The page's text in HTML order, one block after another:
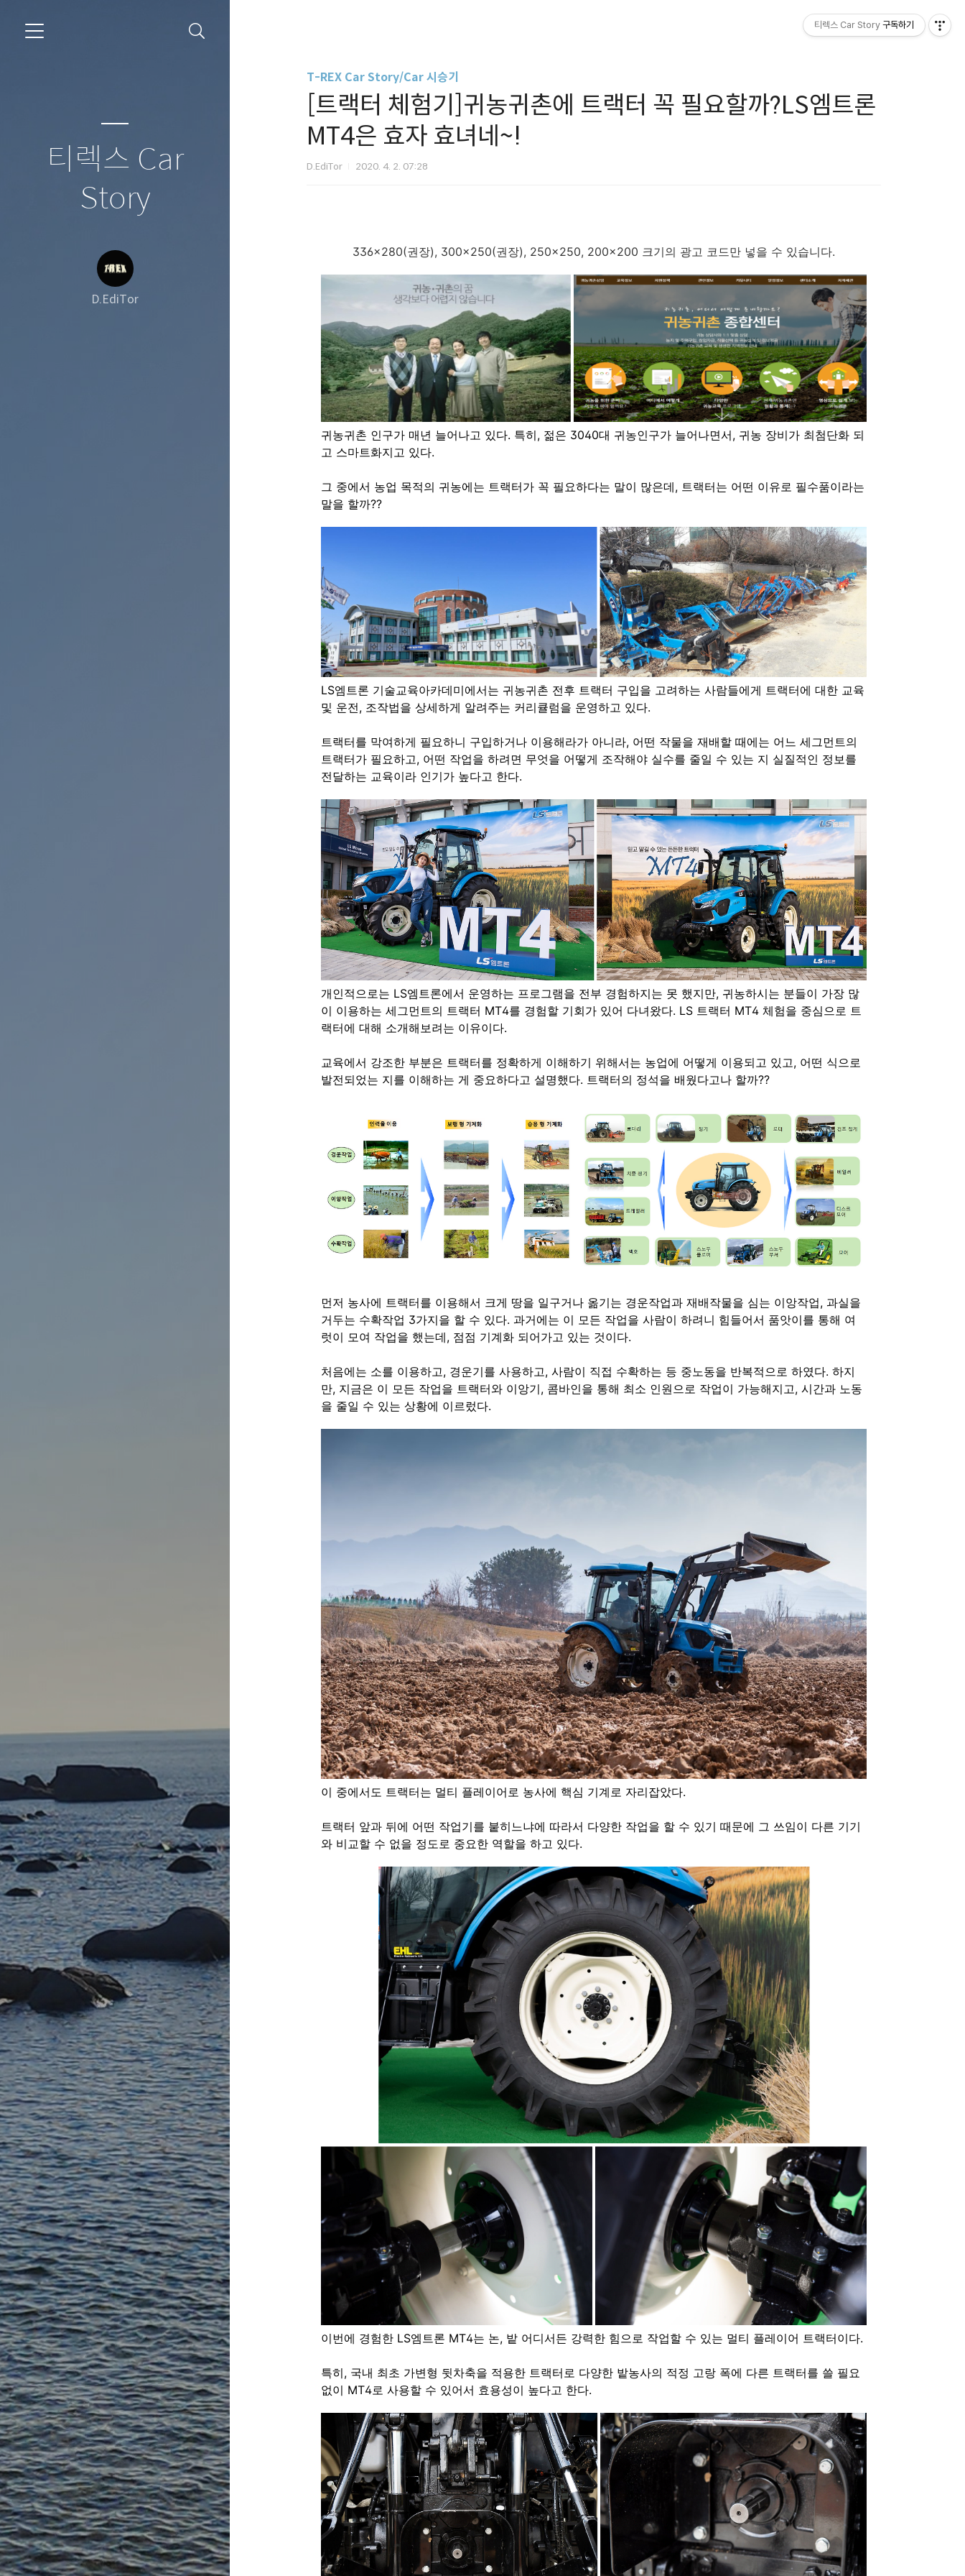
티렉스 Car
Story
D.EdiTor
T-REX Car Story/Car 시승기
[트랙터 체험기]귀농귀촌에 트랙터 꼭 필요할까?LS엠트론
MT4은 효자 효녀네~!
D.EdiTor 2020. 4. 2. 07:28
336x280(권장), 300x250(권장), 250x250, 200x200 크기의 광고 코드만 넣을 수 있습니다.
귀농귀촌 인구가 매년 늘어나고 있다. 특히, 젊은 3040대 귀농인구가 늘어나면서, 귀농 장비가 최첨단화 되
고 스마트화지고 있다.
그 중에서 농업 목적의 귀농에는 트랙터가 꼭 필요하다는 말이 많은데, 트랙터는 어떤 이유로 필수품이라는
말을 할까??
LS엠트론 기술교육아카데미에서는 귀농귀촌 전후 트랙터 구입을 고려하는 사람들에게 트랙터에 대한 교육
및 운전, 조작법을 상세하게 알려주는 커리큘럼을 운영하고 있다.
트랙터를 막여하게 필요하니 구입하거나 이용해라가 아니라, 어떤 작물을 재배할 때에는 어느 세그먼트의
트랙터가 필요하고, 어떤 작업을 하려면 무엇을 어떻게 조작해야 실수를 줄일 수 있는 지 실질적인 정보를
전달하는 교육이라 인기가 높다고 한다.
개인적으로는 LS엠트론에서 운영하는 프로그램을 전부 경험하지는 못 했지만, 귀농하시는 분들이 가장 많
이 이용하는 세그먼트의 트랙터 MT4를 경험할 기회가 있어 다녀왔다. LS 트랙터 MT4 체험을 중심으로 트
랙터에 대해 소개해보려는 이유이다.
교육에서 강조한 부분은 트랙터를 정확하게 이해하기 위해서는 농업에 어떻게 이용되고 있고, 어떤 식으로
발전되었는 지를 이해하는 게 중요하다고 설명했다. 트랙터의 정석을 배웠다고나 할까??
먼저 농사에 트랙터를 이용해서 크게 땅을 일구거나 옮기는 경운작업과 재배작물을 심는 이앙작업, 과실을
거두는 수확작업 3가지을 할 수 있다. 과거에는 이 모든 작업을 사람이 하려니 힘들어서 품앗이를 통해 여
럿이 모여 작업을 했는데, 점점 기계화 되어가고 있는 것이다.
처음에는 소를 이용하고, 경운기를 사용하고, 사람이 직접 수확하는 등 중노동을 반복적으로 하였다. 하지
만, 지금은 이 모든 작업을 트랙터와 이앙기, 콤바인을 통해 최소 인원으로 작업이 가능해지고, 시간과 노동
을 줄일 수 있는 상황에 이르렀다.
이 중에서도 트랙터는 멀티 플레이어로 농사에 핵심 기계로 자리잡았다.
트랙터 앞과 뒤에 어떤 작업기를 붙히느냐에 따라서 다양한 작업을 할 수 있기 때문에 그 쓰임이 다른 기기
와 비교할 수 없을 정도로 중요한 역할을 하고 있다.
이번에 경험한 LS엠트론 MT4는 논, 밭 어디서든 강력한 힘으로 작업할 수 있는 멀티 플레이어 트랙터이다.
특히, 국내 최초 가변형 뒷차축을 적용한 트랙터로 다양한 밭농사의 적정 고랑 폭에 다른 트랙터를 쓸 필요
없이 MT4로 사용할 수 있어서 효용성이 높다고 한다.
티렉스 Car Story 구독하기